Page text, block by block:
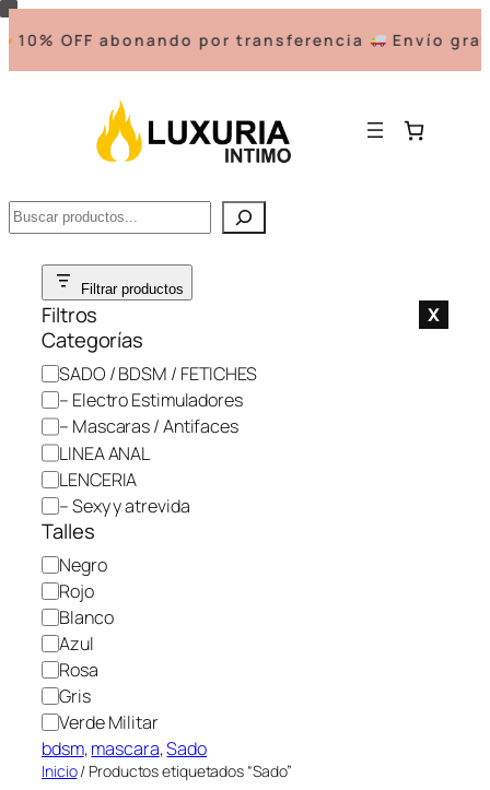
10% OFF abonando por transferencia Envío
Buscar
Saltar
contenido
Filtrar productos
Filtros X
Categorías
C
a
t
e
g
o
r
a
SADO / BDSM / FETICHES
– Electro Estimuladores
– Mascaras / Antifaces
LINEA ANAL
LENCERIA
– Sexy y atrevida
Talles
C
o
l
o
r
Negro
Rojo
Blanco
Azul
Rosa
Gris
Verde Militar
bdsm, mascara, Sado
Inicio/ Productos etiquetados “Sado”